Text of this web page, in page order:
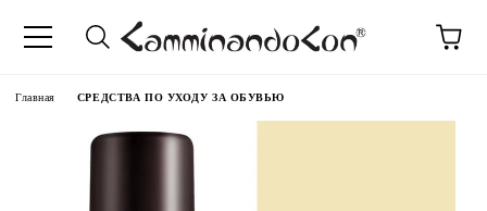
Главная СРЕДСТВА ПО УХОДУ ЗА ОБУВЬЮ